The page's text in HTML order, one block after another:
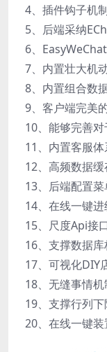
4、插件钩子机
5、后端采纳
6、
7、内置壮大机
8、内置组合数
9、客户端完美
10、能够完善
11、内置客服
12、高频数据
13、后端配置
14、在线一键
15、尺度Api接
16、支撑数据
17、可视化DIY
18、无缝事情
19、支撑行列
20、在线一键